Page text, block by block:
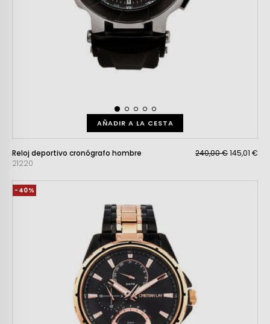
AÑADIR A LA CESTA
Reloj deportivo cronógrafo hombre
21220
240,00 €145,01 €
-40%